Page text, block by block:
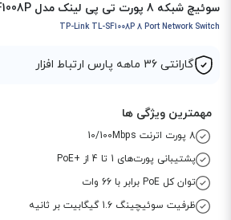
سوئیچ شبکه 8 پورت تی پی لینک مدل TL-SF1008P
TP-Link TL-SF1008P 8 Port Network Switch
گارانتی 36 ماهه پارس ارتباط افزار
مهمترین ویژگی ها
8 پورت اترنت 10/100Mbps
پشتیبانی پورت‌های 1 تا 4 از +PoE
توان کل PoE برابر با 66 وات
ظرفیت سوئیچینگ 1.6 گیگابیت بر ثانیه